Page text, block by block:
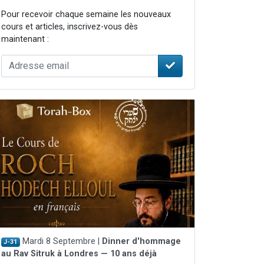
Pour recevoir chaque semaine les nouveaux
cours et articles, inscrivez-vous dès
maintenant :
J-31 Mardi 8 Septembre |
Dinner d'hommage
au Rav Sitruk à Londres — 10 ans déjà